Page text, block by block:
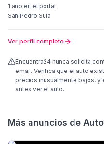
1 año en el portal
San Pedro Sula
Ver perfil completo
Encuentra24 nunca solicita
email. Verifica que el auto
precios inusualmente bajos, y
antes ver el auto.
Más anuncios de